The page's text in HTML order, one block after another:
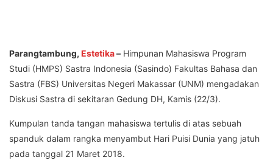
Parangtambung, Estetika– Himpunan Mahasiswa Program
Studi (HMPS) Sastra Indonesia (Sasindo) Fakultas Bahasa dan
Sastra (FBS) Universitas Negeri Makassar (UNM) mengadakan
Diskusi Sastra di sekitaran Gedung DH, Kamis (22/3).
Kumpulan tanda tangan mahasiswa tertulis di atas sebuah
spanduk dalam rangka menyambut Hari Puisi Dunia yang jatuh
pada tanggal 21 Maret 2018.